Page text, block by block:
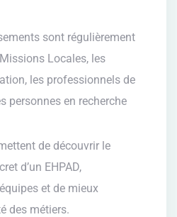
sont régulièrement
Locales, les
les professionnels de
personnes en recherche
de découvrir le
d’un EHPAD,
et de mieux
des métiers.